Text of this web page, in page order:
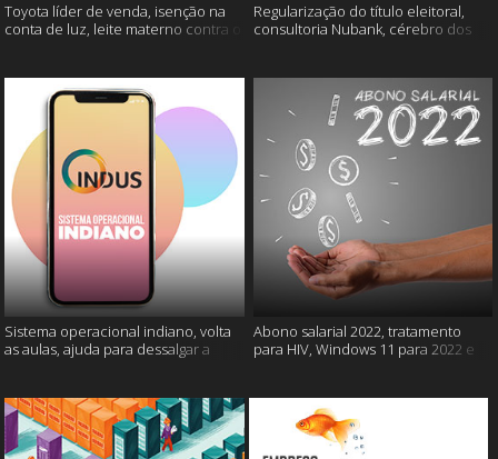
Toyota líder de venda, isenção na
conta de luz, leite materno contra o
Regularização do título eleitoral,
consultoria Nubank, cérebro dos
Sistema operacional indiano, volta
as aulas, ajuda para dessalgar a
Abono salarial 2022, tratamento
para HIV, Windows 11 para 2022 e